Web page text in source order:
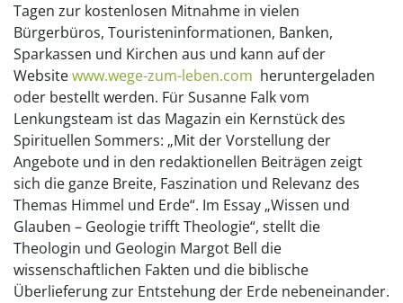
Tagen zur kostenlosen Mitnahme in vielen
Bürgerbüros, Touristeninformationen, Banken,
Sparkassen und Kirchen aus und kann auf der
Websitewww.wege-zum-leben.com heruntergeladen
oder bestellt werden. Für Susanne Falk vom
Lenkungsteam ist das Magazin ein Kernstück des
Spirituellen Sommers: „Mit der Vorstellung der
Angebote und in den redaktionellen Beiträgen zeigt
sich die ganze Breite, Faszination und Relevanz des
Themas Himmel und Erde“. Im Essay „Wissen und
Glauben – Geologie trifft Theologie“, stellt die
Theologin und Geologin Margot Bell die
wissenschaftlichen Fakten und die biblische
Überlieferung zur Entstehung der Erde nebeneinander.